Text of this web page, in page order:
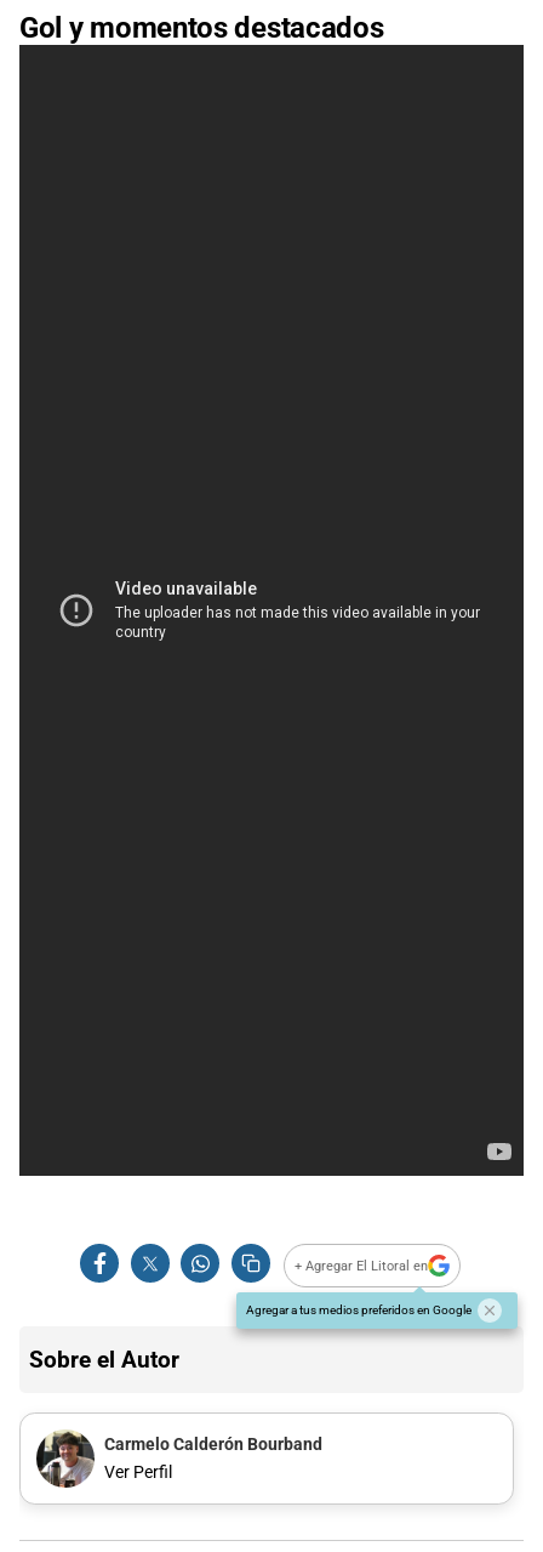
Gol y momentos destacados
+ Agregar El Litoral en
Agregar a tus medios preferidos en Google
Sobre el Autor
Carmelo Calderón Bourband
Ver Perfil